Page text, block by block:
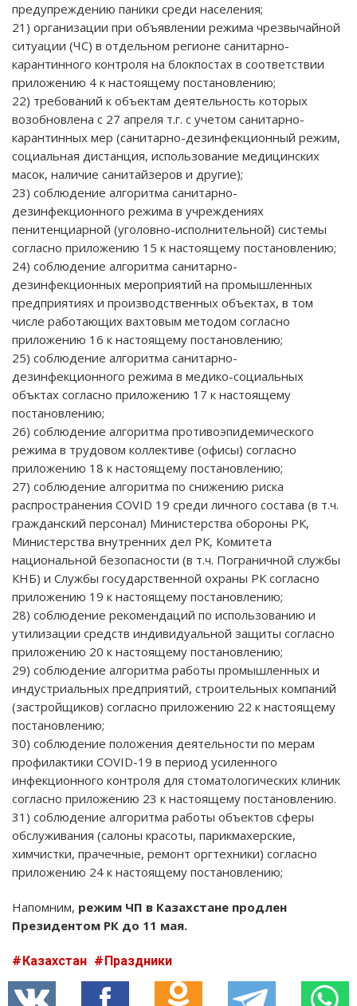
предупреждению паники среди населения;
21) организации при объявлении режима чрезвычайной
ситуации (ЧС) в отдельном регионе санитарно-
карантинного контроля на блокпостах в соответствии
приложению 4 к настоящему постановлению;
22) требований к объектам деятельность которых
возобновлена с 27 апреля т.г. с учетом санитарно-
карантинных мер (санитарно-дезинфекционный режим,
социальная дистанция, использование медицинских
масок, наличие санитайзеров и другие);
23) соблюдение алгоритма санитарно-
дезинфекционного режима в учреждениях
пенитенциарной (уголовно-исполнительной) системы
согласно приложению 15 к настоящему постановлению;
24) соблюдение алгоритма санитарно-
дезинфекционных мероприятий на промышленных
предприятиях и производственных объектах, в том
числе работающих вахтовым методом согласно
приложению 16 к настоящему постановлению;
25) соблюдение алгоритма санитарно-
дезинфекционного режима в медико-социальных
объктах согласно приложению 17 к настоящему
постановлению;
26) соблюдение алгоритма противоэпидемического
режима в трудовом коллективе (офисы) согласно
приложению 18 к настоящему постановлению;
27) соблюдение алгоритма по снижению риска
распространения COVID 19 среди личного состава (в т.ч.
гражданский персонал) Министерства обороны РК,
Министерства внутренних дел РК, Комитета
национальной безопасности (в т.ч. Пограничной службы
КНБ) и Службы государственной охраны РК согласно
приложению 19 к настоящему постановлению;
28) соблюдение рекомендаций по использованию и
утилизации средств индивидуальной защиты согласно
приложению 20 к настоящему постановлению;
29) соблюдение алгоритма работы промышленных и
индустриальных предприятий, строительных компаний
(застройщиков) согласно приложению 22 к настоящему
постановлению;
30) соблюдение положения деятельности по мерам
профилактики COVID-19 в период усиленного
инфекционного контроля для стоматологических клиник
согласно приложению 23 к настоящему постановлению.
31) соблюдение алгоритма работы объектов сферы
обслуживания (салоны красоты, парикмахерские,
химчистки, прачечные, ремонт оргтехники) согласно
приложению 24 к настоящему постановлению;
Напомним, режим ЧП в Казахстане продлен
Президентом РК до 11 мая.
Казахстан Праздники